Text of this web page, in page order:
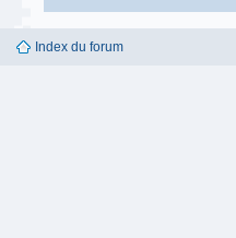
Index du forum